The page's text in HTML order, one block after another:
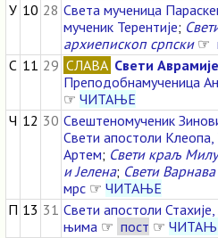
У 10 28 Света мученица
мученик Терентије;
архиепископ српски☞
С 11 29 СЛАВА Свети
Преподобнамученица
☞ ЧИТАЊЕ
Ч 12 30 Свештеномученик
Свети апостоли Клеопа,
Артем; Свети краљ
и Јелена; Свети
мрс ☞ ЧИТАЊЕ
П 13 31 Свети апостоли
њима ☞ пост ☞